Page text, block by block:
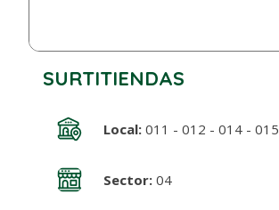
SURTITIENDAS
Local:011 - 012 - 014 - 015
Sector:04